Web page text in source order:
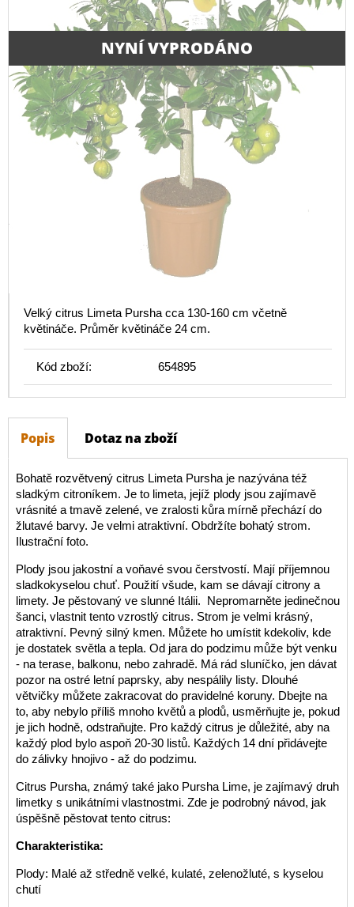
NYNÍ VYPRODÁNO
Velký citrus Limeta Pursha cca 130-160 cm včetně
květináče. Průměr květináče 24 cm.
Kód zboží: 654895
Popis Dotaz na zboží
Bohatě rozvětvený citrus Limeta Pursha je nazývána též
sladkým citroníkem. Je to limeta, jejíž plody jsou zajímavě
vrásnité a tmavě zelené, ve zralosti kůra mírně přechází do
žlutavé barvy. Je velmi atraktivní. Obdržíte bohatý strom.
Ilustrační foto.
Plody jsou jakostní a voňavé svou čerstvostí. Mají příjemnou
sladkokyselou chuť. Použití všude, kam se dávají citrony a
limety. Je pěstovaný ve slunné Itálii. Nepromarněte jedinečnou
šanci, vlastnit tento vzrostlý citrus. Strom je velmi krásný,
atraktivní. Pevný silný kmen. Můžete ho umístit kdekoliv, kde
je dostatek světla a tepla. Od jara do podzimu může být venku
- na terase, balkonu, nebo zahradě. Má rád sluníčko, jen dávat
pozor na ostré letní paprsky, aby nespálily listy. Dlouhé
větvičky můžete zakracovat do pravidelné koruny. Dbejte na
to, aby nebylo příliš mnoho květů a plodů, usměrňujte je, pokud
je jich hodně, odstraňujte. Pro každý citrus je důležité, aby na
každý plod bylo aspoň 20-30 listů. Každých 14 dní přidávejte
do zálivky hnojivo - až do podzimu.
Citrus Pursha, známý také jako Pursha Lime, je zajímavý druh
limetky s unikátními vlastnostmi. Zde je podrobný návod, jak
úspěšně pěstovat tento citrus:
Charakteristika:
Plody: Malé až středně velké, kulaté, zelenožluté, s kyselou
chutí